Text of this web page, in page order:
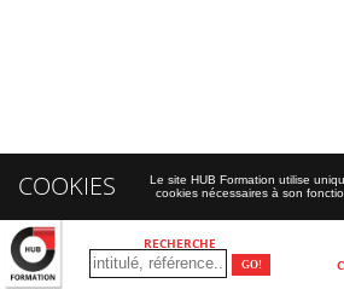
RECHERCHE
COOKIES
Le site HUB Formation utilise
cookies nécessaires à son